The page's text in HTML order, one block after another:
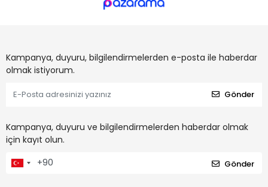
Kampanya, duyuru, bilgilendirmelerden e-posta ile haberdar
olmak istiyorum.
Gönder
Kampanya, duyuru ve bilgilendirmelerden haberdar olmak
için kayıt olun.
Gönder